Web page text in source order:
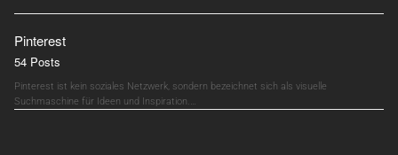
Pinterest
54 Posts
Pinterest ist kein soziales Netzwerk, sondern bezeichnet sich als visuelle
Suchmaschine für Ideen und Inspiration.…